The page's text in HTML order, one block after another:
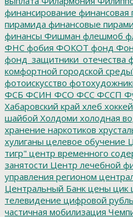
финансирование финансовая
пирамида финансовые
финансы Фишман флешмоб
ФНС фобия ФОКОТ фонд
фонд_защитники_отечества
комфортной городской
фотоискусство
ФСБ ФСИН ФСО ФСС ФССП
Хабаровский край хлеб хоккей
шайбой Холдоми холодная
хранение наркотиков
хулиганы целевое обучение
тигр" центр временного
занятости Центр лечебной
управления регионом
Центральный Банк цены цик
телевидение цифровой рубль
частичная мобилизация